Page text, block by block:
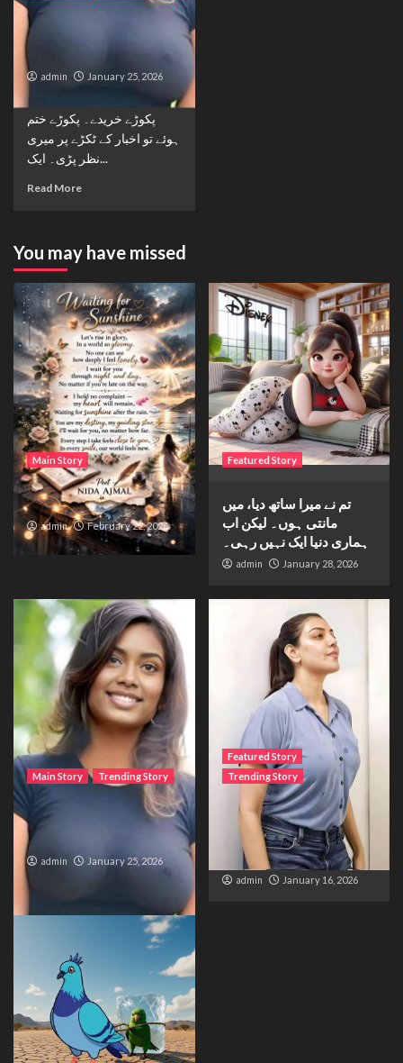
The Bride from the
admin January 25, 2026
پکوڑے خریدے۔ پکوڑے ختم
ہوئے تو اخبار کے ٹکڑے پر میری
نظر پڑی۔ ایک...
Read More
You may have missed
Main Story
Waiting for sunshine
admin February 22, 2026
Featured Story
تم نے میرا ساتھ دیا، میں
مانتی ہوں۔ لیکن اب
ہماری دنیا ایک نہیں رہی۔
admin January 28, 2026
Main Story Trending Story
The Bride from the
Accident
admin January 25, 2026
Featured Story
Trending Story
The Silent Wait – A Life
Trapped Between
Distance and Duty
admin January 16, 2026